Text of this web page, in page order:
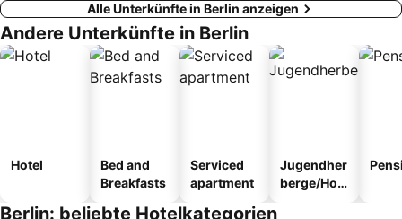
Alle Unterkünfte in Berlin anzeigen
Andere Unterkünfte in Berlin
Hotel
Bed and
Breakfasts
Serviced
apartment
Jugendher
berge/Hos
Berlin: beliebte Hotelkategorien